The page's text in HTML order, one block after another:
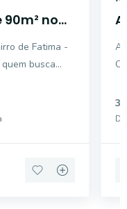
no
de Fatima -
3